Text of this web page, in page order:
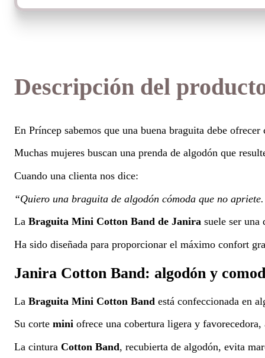
Descripción del
En Príncep sabemos que una buena braguita debe
Muchas mujeres buscan una prenda de algodón que
Cuando una clienta nos dice:
“Quiero una braguita de algodón cómoda que no
La Braguita Mini Cotton Band de Janira suele ser una
Ha sido diseñada para proporcionar el máximo confort
Janira Cotton Band: algodón y
La Braguita Mini Cotton Band está confeccionada en
Su corte mini ofrece una cobertura ligera y
La cintura Cotton Band, recubierta de algodón, evita